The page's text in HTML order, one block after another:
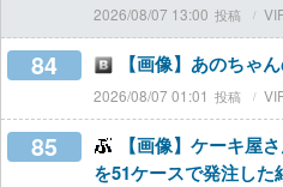
2026/08/07 13:00
84 【画像】あのちゃ
2026/08/07 01:01
85
【画像】ケーキ屋
を51ケースで発注した